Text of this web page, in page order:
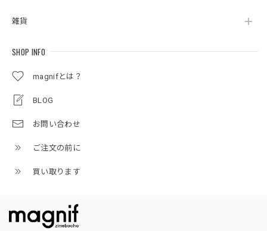
雑貨
SHOP INFO
magnifとは？
BLOG
お問い合わせ
ご注文の前に
買い取ります